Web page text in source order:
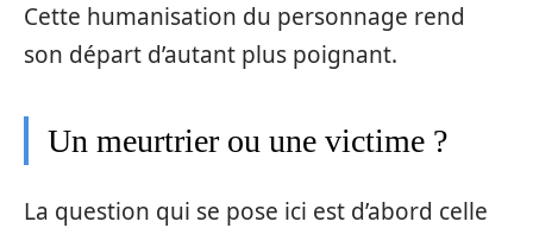
Cette humanisation du personnage rend
son départ d’autant plus poignant.
Un meurtrier ou une victime ?
La question qui se pose ici est d’abord celle